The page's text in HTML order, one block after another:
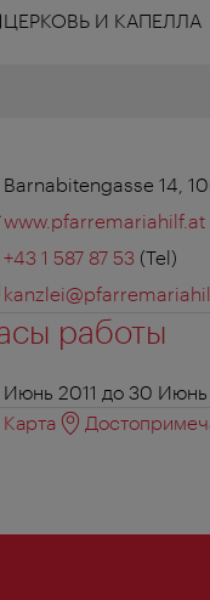
ЦЕРКОВЬ И КАПЕЛЛА
Barnabitengasse 14,
www.pfarremariahilf.at
+43 1 587 87 53 (Tel)
работы
2011 до 30 Июнь
Карта